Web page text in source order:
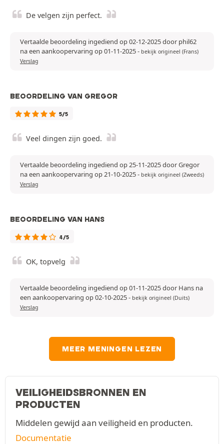
De velgen zijn perfect.
Vertaalde beoordeling ingediend op 02-12-2025 door phil62
na een aankoopervaring op 01-11-2025- bekijk origineel (Frans)
Verslag
BEOORDELING VAN GREGOR
5/5
Veel dingen zijn goed.
Vertaalde beoordeling ingediend op 25-11-2025 door Gregor
na een aankoopervaring op 21-10-2025- bekijk origineel (Zweeds)
Verslag
BEOORDELING VAN HANS
4/5
OK, topvelg
Vertaalde beoordeling ingediend op 01-11-2025 door Hans na
een aankoopervaring op 02-10-2025- bekijk origineel (Duits)
Verslag
MEER MENINGEN LEZEN
VEILIGHEIDSBRONNEN EN
PRODUCTEN
Middelen gewijd aan veiligheid en producten.
Documentatie